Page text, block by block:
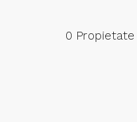
0 Propietate